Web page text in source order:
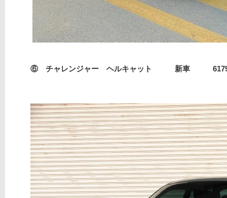
⑥ チャレンジャー ヘルキャット 新車